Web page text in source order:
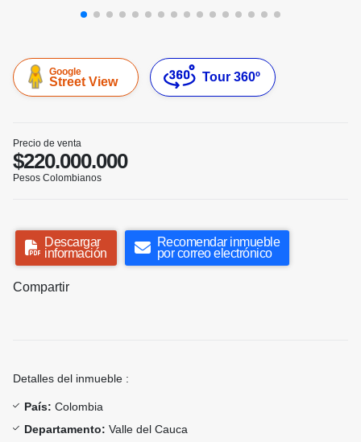
Google
Street View Tour 360º
Precio de venta
$220.000.000
Pesos Colombianos
Descargar
información
Recomendar inmueble
por correo electrónico
Compartir
Detalles del inmueble :
País: Colombia
Departamento: Valle del Cauca